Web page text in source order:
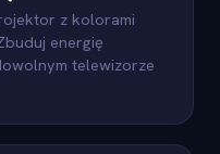
z kolorami
energię
telewizorze